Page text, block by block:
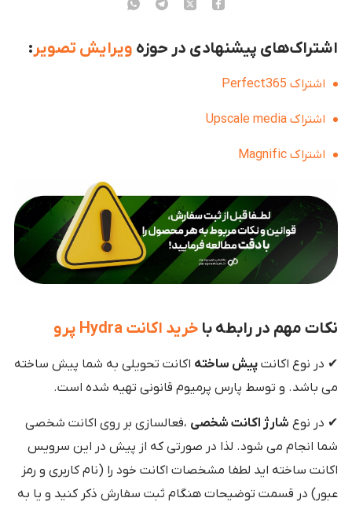
اشتراک‌های پیشنهادی در حوزه ویرایش تصویر:
اشتراک Perfect365
اشتراک Upscale media
اشتراک Magnific
نکات مهم در رابطه با خرید اکانت Hydra پرو
✔ در نوع اکانت پیش ساخته اکانت تحویلی به شما پیش ساخته
می باشد. و توسط پارس پرمیوم قانونی تهیه شده است.
✔ در نوع شارژ اکانت شخصی ،فعالسازی بر روی اکانت شخصی
شما انجام می شود. لذا در صورتی که از پیش در این سرویس
اکانت ساخته اید لطفا مشخصات اکانت خود را (نام کاربری و رمز
عبور) در قسمت توضیحات هنگام ثبت سفارش ذکر کنید و یا به